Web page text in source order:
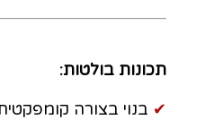
תכונות בולטות:
✔ בנוי בצורה